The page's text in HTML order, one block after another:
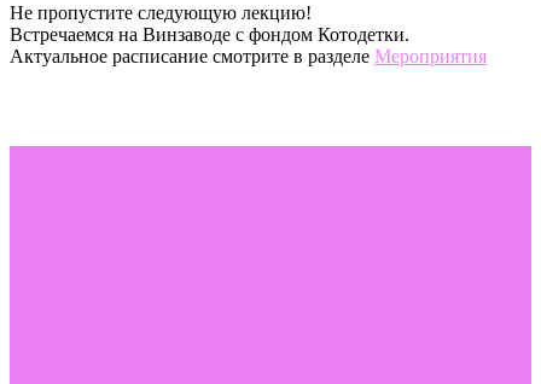
Не пропустите следующую лекцию!
Встречаемся на Винзаводе с фондом Котодетки.
Актуальное расписание смотрите в разделе Мероприятия